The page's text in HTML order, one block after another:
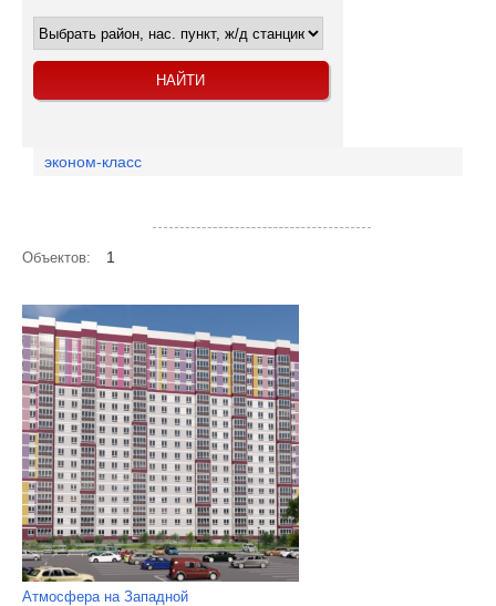
эконом-класс
Объектов: 1
Атмосфера на Западной